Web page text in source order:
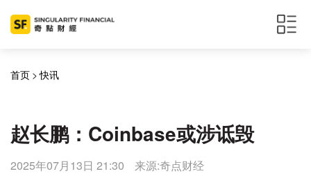
首页 > 快讯
赵长鹏：Coinbase或涉诋毁
2025年07月13日 21:30 来源:奇点财经